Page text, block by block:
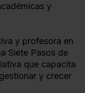
y
y profesora en
Siete Pasos de
que capacita
y crecer